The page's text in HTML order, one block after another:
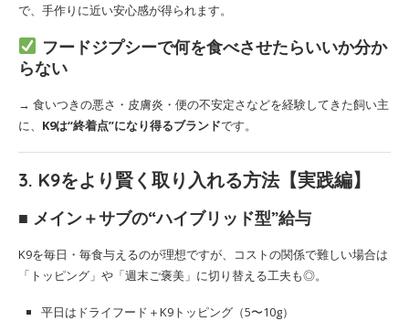
で、手作りに近い安心感が得られます。
フードジプシーで何を食べさせたらいいか分か
らない
→ 食いつきの悪さ・皮膚炎・便の不安定さなどを経験してきた飼い主
に、 K9は“終着点”になり得るブランドです。
3. K9をより賢く取り入れる方法【実践編】
■ メイン＋サブの“ハイブリッド型”給与
K9を毎日・毎食与えるのが理想ですが、コストの関係で難しい場合は
「トッピング」や「週末ご褒美」に切り替える工夫も◎。
平日はドライフード＋K9トッピング（5〜10g）